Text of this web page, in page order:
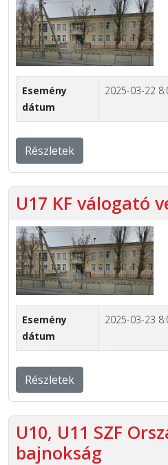
Esemény
dátum
2025-03-22
Részletek
U17 KF válogató
Esemény
dátum
2025-03-23
Részletek
U10, U11 SZF
bajnokság